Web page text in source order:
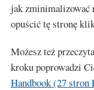
jak zminimalizować
opuścić tę stronę
Możesz też
kroku poprowadzi
Handbook (27 stron